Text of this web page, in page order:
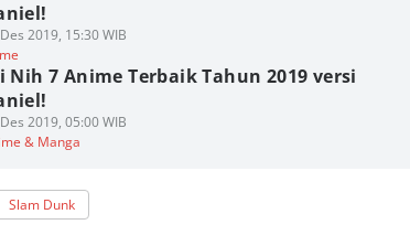
2019, 15:30 WIB
Nih 7 Anime Terbaik Tahun 2019 versi
2019, 05:00 WIB
& Manga
Slam Dunk